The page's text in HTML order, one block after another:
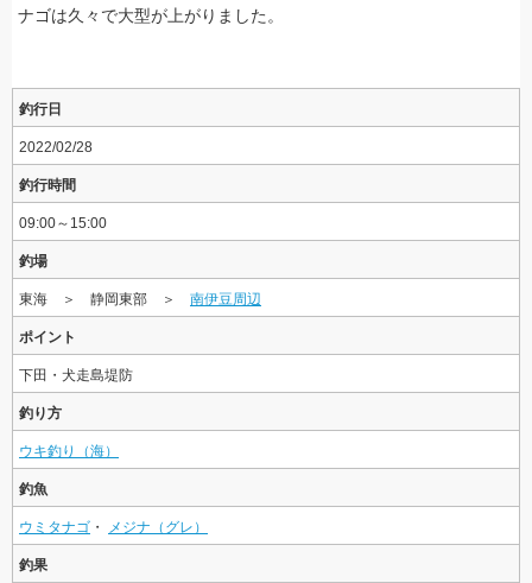
ナゴは久々で大型が上がりました。
釣行日
2022/02/28
釣行時間
09:00～15:00
釣場
東海 ＞ 静岡東部 ＞ 南伊豆周辺
ポイント
下田・犬走島堤防
釣り方
ウキ釣り（海）
釣魚
ウミタナゴ ・ メジナ（グレ）
釣果